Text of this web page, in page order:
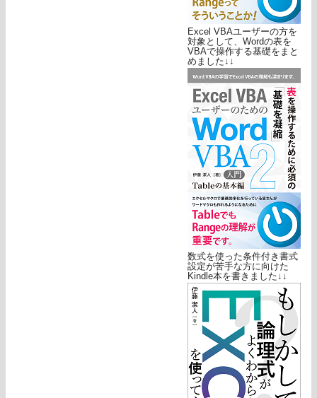
Excel VBAユーザーの方を
対象として、Wordの表を
VBAで操作する基礎をまと
めました↓↓
数式を使った条件付き書式
設定が苦手な方に向けた
Kindle本を書きました↓↓